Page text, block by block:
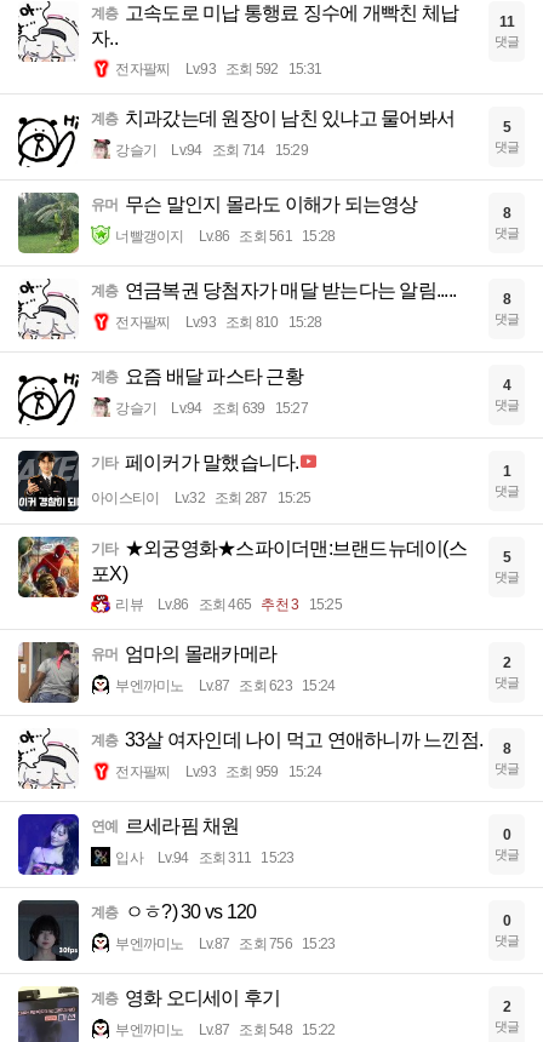
계층 고속도로 미납 통행료 징수에 개빡친 체납
자..
전자팔찌 Lv.93 조회 592 15:31
11
댓글
계층 치과갔는데 원장이 남친 있냐고 물어봐서
강슬기 Lv.94 조회 714 15:29
5
댓글
유머 무슨 말인지 몰라도 이해가 되는영상
너빨갱이지 Lv.86 조회 561 15:28
8
댓글
계층 연금복권 당첨자가 매달 받는다는 알림.....
전자팔찌 Lv.93 조회 810 15:28
8
댓글
계층 요즘 배달 파스타 근황
강슬기 Lv.94 조회 639 15:27
4
댓글
기타 페이커가 말했습니다.
아이스티이 Lv.32 조회 287 15:25
1
댓글
기타 ★외궁영화★스파이더맨:브랜드뉴데이(스
포X)
리뷰 Lv.86 조회 465 추천 3 15:25
5
댓글
유머 엄마의 몰래카메라
부엔까미노 Lv.87 조회 623 15:24
2
댓글
계층 33살 여자인데 나이 먹고 연애하니까 느낀점.
전자팔찌 Lv.93 조회 959 15:24
8
댓글
연예 르세라핌 채원
입사 Lv.94 조회 311 15:23
0
댓글
계층 ㅇㅎ?) 30 vs 120
부엔까미노 Lv.87 조회 756 15:23
0
댓글
계층 영화 오디세이 후기
부엔까미노 Lv.87 조회 548 15:22
2
댓글